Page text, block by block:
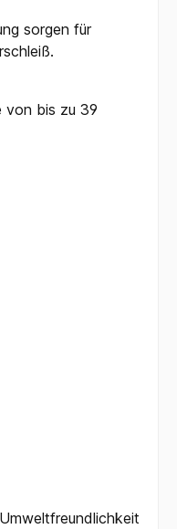
sorgen für
von bis zu 39